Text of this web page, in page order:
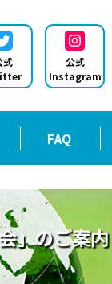
式
公式
Instagram
FAQ
」のご案内